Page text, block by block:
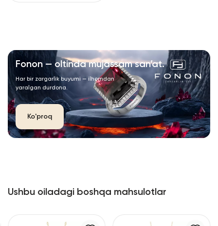
Fonon — oltinda mujassam san’at.
Har bir zargarlik buyumi — ilhomdan
yaralgan durdona.
Ko'proq
Ushbu oiladagi boshqa mahsulotlar